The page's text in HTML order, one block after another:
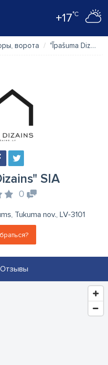
+17°C
ворота "Īpašuma Dizains" SIA
SIA
0
Tukuma nov., LV-3101
Отзывы